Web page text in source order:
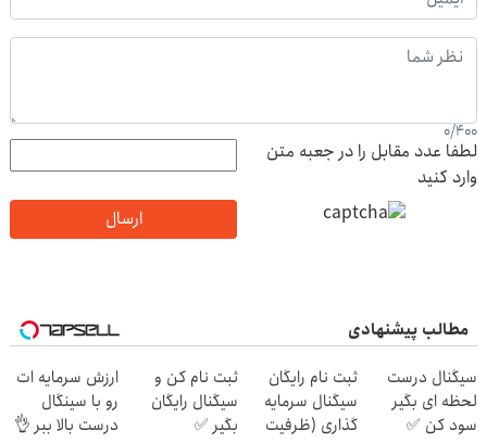
0/400
لطفا عدد مقابل را در جعبه متن
وارد کنید
ارسال
مطالب پیشنهادی
سیگنال درست
لحظه ای بگیر
سود کن ✅
ثبت نام رایگان
سیگنال سرمایه
گذاری (ظرفیت
ثبت نام کن و
سیگنال رایگان
بگیر ✅
ارزش سرمایه ات
رو با سینگال
درست بالا ببر 👌